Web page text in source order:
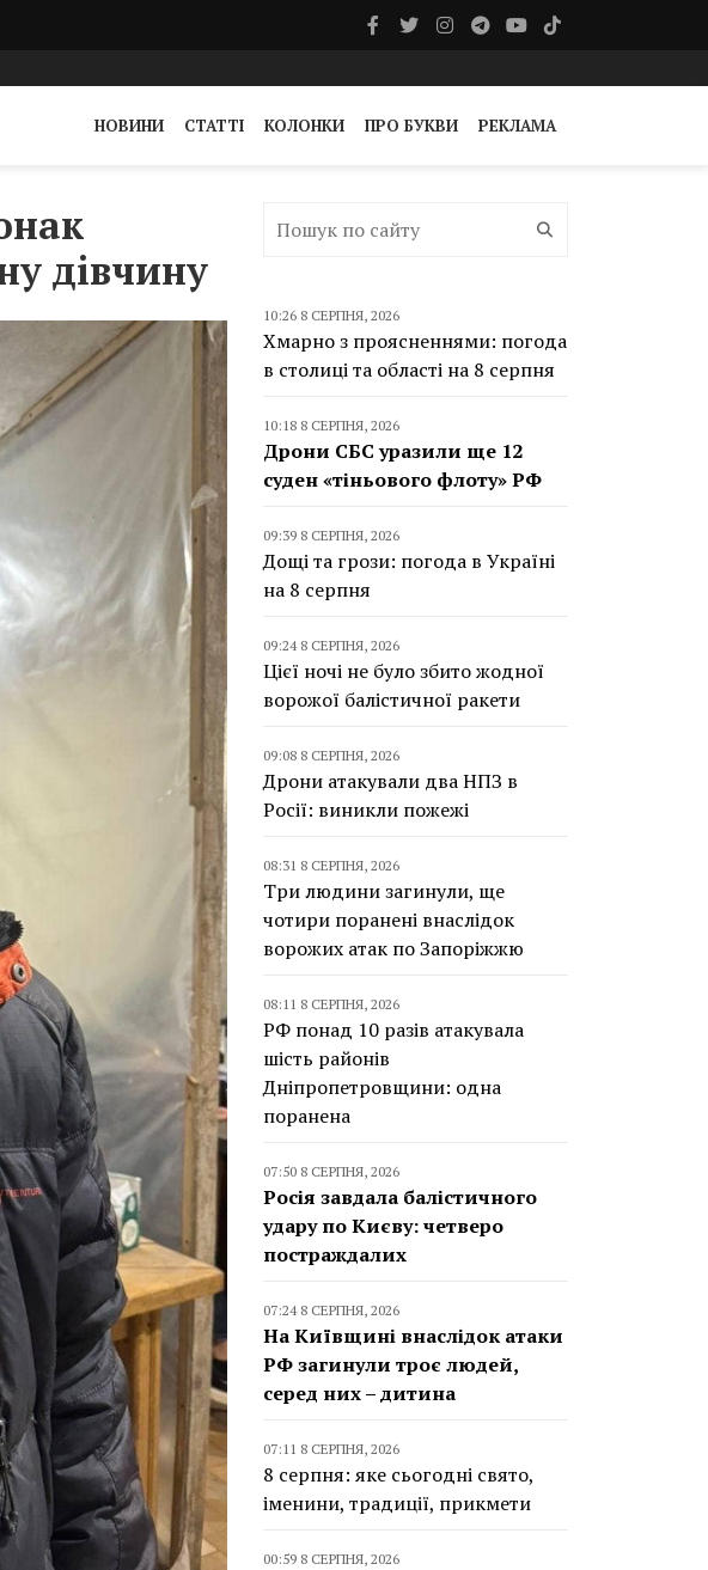
НОВИНИ СТАТТІ КОЛОНКИ ПРО БУКВИ РЕКЛАМА
дівчину
10:26 8 СЕРПНЯ, 2026
Хмарно з проясненнями: погода
в столиці та області на 8 серпня
10:18 8 СЕРПНЯ, 2026
Дрони СБС уразили ще 12
суден «тіньового флоту» РФ
09:39 8 СЕРПНЯ, 2026
Дощі та грози: погода в Україні
на 8 серпня
09:24 8 СЕРПНЯ, 2026
Цієї ночі не було збито жодної
ворожої балістичної ракети
09:08 8 СЕРПНЯ, 2026
Дрони атакували два НПЗ в
Росії: виникли пожежі
08:31 8 СЕРПНЯ, 2026
Три людини загинули, ще
чотири поранені внаслідок
ворожих атак по Запоріжжю
08:11 8 СЕРПНЯ, 2026
РФ понад 10 разів атакувала
шість районів
Дніпропетровщини: одна
поранена
07:50 8 СЕРПНЯ, 2026
Росія завдала балістичного
удару по Києву: четверо
постраждалих
07:24 8 СЕРПНЯ, 2026
На Київщині внаслідок атаки
РФ загинули троє людей,
серед них – дитина
07:11 8 СЕРПНЯ, 2026
8 серпня: яке сьогодні свято,
іменини, традиції, прикмети
00:59 8 СЕРПНЯ, 2026